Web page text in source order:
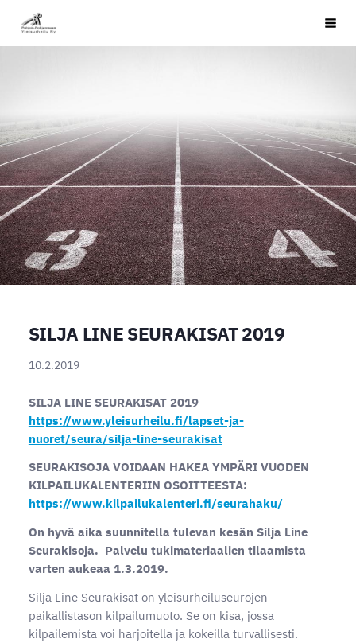
Siirry
sivun
PPYU
SILJA LINE SEURAKISAT 2019
10.2.2019
SILJA LINE SEURAKISAT 2019
https://www.yleisurheilu.fi/lapset-ja-
nuoret/seura/silja-line-seurakisat
SEURAKISOJA VOIDAAN HAKEA YMPÄRI VUODEN
KILPAILUKALENTERIIN OSOITTEESTA:
https://www.kilpailukalenteri.fi/seurahaku/
On hyvä aika suunnitella tulevan kesän Silja Line
Seurakisoja. Palvelu tukimateriaalien tilaamista
varten aukeaa 1.3.2019.
Silja Line Seurakisat on yleisurheiluseurojen
paikallistason kilpailumuoto. Se on kisa, jossa
kilpailemista voi harjoitella ja kokeilla turvallisesti.